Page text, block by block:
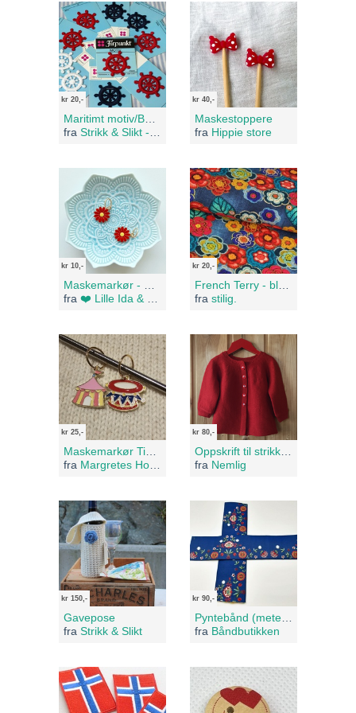
kr 20,-
fra Strikk & Slikt - Restelager
kr 40,-
Maskestoppere
fra Hippie store
kr 10,-
fra ❤️ Lille Ida & Emil ❤️
kr 20,-
fra stilig.
kr 25,-
fra Margretes Hobbykrok
kr 80,-
fra Nemlig
kr 150,-
Gavepose
fra Strikk & Slikt
kr 90,-
fra Båndbutikken